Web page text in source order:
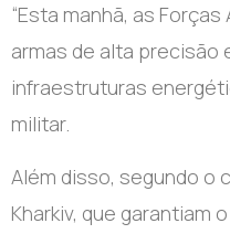
“Esta manhã, as
armas de alta
infraestruturas
militar.
Além disso, segundo o
Kharkiv, que